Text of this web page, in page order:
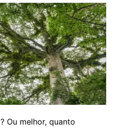
Ou melhor, quanto